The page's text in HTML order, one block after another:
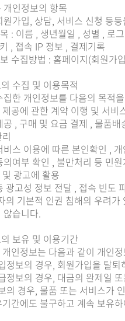
개인정보의 항목
원가입, 상담, 서비스 신청 등
: 이름 , 생년월일 , 성별 , 로
, 접속 IP 정보 , 결제기록
수집방법 : 홈페이지(회원가
수집 및 이용목적
집한 개인정보를 다음의 목적
공에 관한 계약 이행 및 서비
공 , 구매 및 요금 결제 , 물품
비스 이용에 따른 본인확인 ,
의여부 확인 , 불만처리 등 민
광고에 활용
광고성 정보 전달 , 접속 빈도
의 기본적 인권 침해의 우려
않습니다.
보유 및 이용기간
인정보는 다음과 같이 개인
정보의 경우, 회원가입을 탈
정보의 경우, 대금의 완제일
의 경우, 물품 또는 서비스가
간에도 불구하고 계속 보유